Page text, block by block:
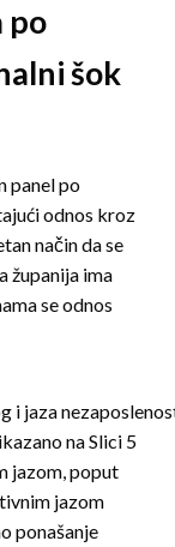
po
šok
panel po
odnos kroz
način da se
županija ima
se odnos
i jaza
na Slici 5
jazom, poput
jazom
ponašanje